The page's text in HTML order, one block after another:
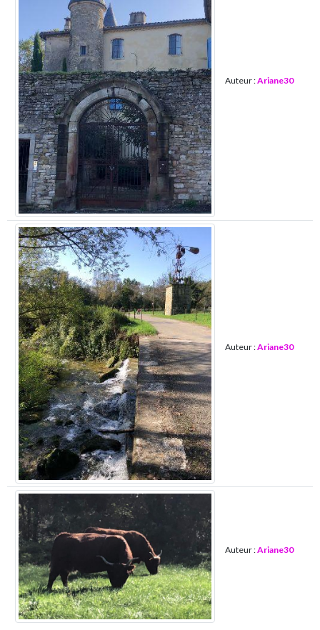
Auteur :Ariane30
Auteur :Ariane30
Auteur :Ariane30